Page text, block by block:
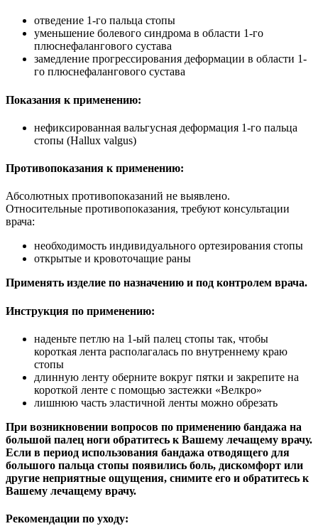
отведение 1-го пальца стопы
уменьшение болевого синдрома в области 1-го
плюснефалангового сустава
замедление прогрессирования деформации в области 1-
го плюснефалангового сустава
Показания к применению:
нефиксированная вальгусная деформация 1-го пальца
стопы (Hallux valgus)
Противопоказания к применению:
Абсолютных противопоказаний не выявлено.
Относительные противопоказания, требуют консультации
врача:
необходимость индивидуального ортезирования стопы
открытые и кровоточащие раны
Применять изделие по назначению и под контролем врача.
Инструкция по применению:
наденьте петлю на 1-ый палец стопы так, чтобы
короткая лента располагалась по внутреннему краю
стопы
длинную ленту оберните вокруг пятки и закрепите на
короткой ленте с помощью застежки «Велкро»
лишнюю часть эластичной ленты можно обрезать
При возникновении вопросов по применению бандажа на
большой палец ноги обратитесь к Вашему лечащему врачу.
Если в период использования бандажа отводящего для
большого пальца стопы появились боль, дискомфорт или
другие неприятные ощущения, снимите его и обратитесь к
Вашему лечащему врачу.
Рекомендации по уходу: